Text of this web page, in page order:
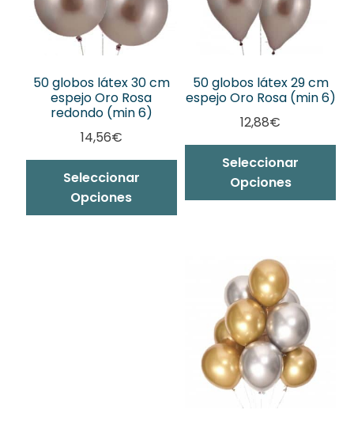
50 globos látex 30 cm
espejo Oro Rosa
redondo (min 6)
14,56€
Seleccionar
Opciones
50 globos látex 29 cm
espejo Oro Rosa (min 6)
12,88€
Seleccionar
Opciones